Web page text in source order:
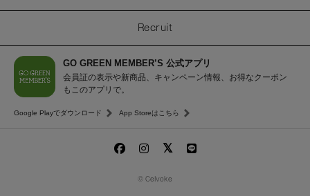
Recruit
GO GREEN MEMBER’S 公式アプリ
会員証の表示や新商品、キャンペーン情報、お得なクーポン
もこのアプリで。
Google Playでダウンロード App Storeはこちら
© Celvoke